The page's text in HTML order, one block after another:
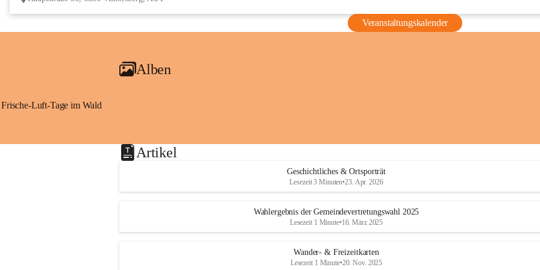
Veranstaltungskalender
Alben
Frische-Luft-Tage im Wald
Artikel
Geschichtliches & Ortsporträt
Lesezeit 3 Minuten•23. Apr. 2026
Wahlergebnis der Gemeindevertretungswahl 2025
Lesezeit 1 Minute•16. März 2025
Wander- & Freizeitkarten
Lesezeit 1 Minute•20. Nov. 2025